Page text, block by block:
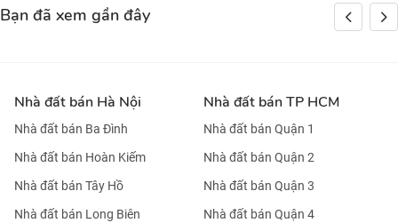
Bạn đã xem gần đây
Nhà đất bán Hà Nội
Nhà đất bán Ba Đình
Nhà đất bán Hoàn Kiếm
Nhà đất bán Tây Hồ
Nhà đất bán Long Biên
Nhà đất bán TP HCM
Nhà đất bán Quận 1
Nhà đất bán Quận 2
Nhà đất bán Quận 3
Nhà đất bán Quận 4